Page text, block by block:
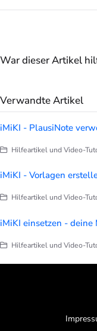
War dieser Artikel
Verwandte Artikel
iMiKI - PlausiNote
Hilfeartikel und Video-
iMiKI - Vorlagen
Hilfeartikel und Video-
iMiKI einsetzen -
Hilfeartikel und Video-